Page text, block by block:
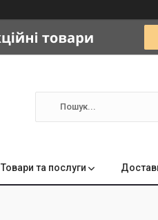
Товари та послуги